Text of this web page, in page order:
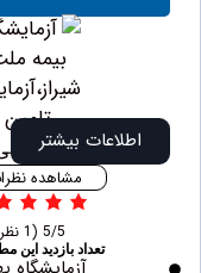
اطلاعات بیشتر
مشاهده نظرات 3
تعداد بازدید این مطلب103